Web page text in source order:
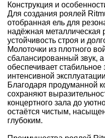
Конструкция и
Для создания роялей
отобранная ель для
надёжная металлическая
устойчивость строя и
Молоточки из плотного
сбалансированный звук,
обеспечивает
интенсивной
Благодаря продуманной
сохраняют
концертного зала до
остаётся чистым,
глубоким.